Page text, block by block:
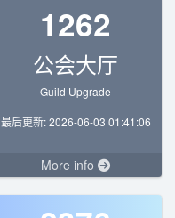
1262
公会大厅
Guild Upgrade
最后更新: 2026-06-03 01:41:06
More info